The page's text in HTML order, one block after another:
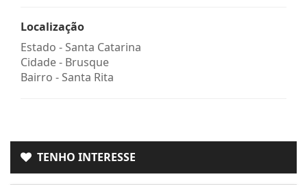
Localização
Estado -Santa Catarina
Cidade - Brusque
Bairro -Santa Rita
TENHO INTERESSE